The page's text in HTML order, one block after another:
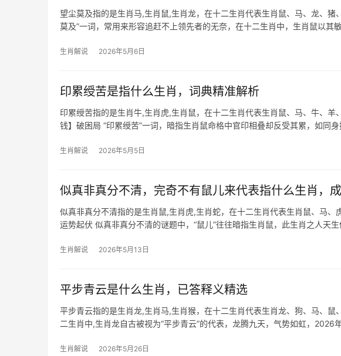
望尘莫及指的是生肖马,生肖鼠,生肖龙，在十二生肖代表生肖鼠、马、龙、猪
莫及”一词，常用来形容追赶不上领先者的无奈，在十二生肖中，生肖鼠以其
生肖解说 2026年5月6日
印累绶苦是指什么生肖，词典精准解析
印累绶苦指的是生肖牛,生肖虎,生肖鼠，在十二生肖代表生肖鼠、马、牛、
钱】破困局 “印累绶苦”一词，暗指生肖鼠命格中官印相叠却反受其累，如同
生肖解说 2026年5月5日
似真非真分不清，完奇不有鼠儿来代表指什么生肖，
似真非真分不清指的是生肖鼠,生肖虎,生肖蛇，在十二生肖代表生肖鼠、马
运势起伏 似真非真分不清的谜题中，“鼠儿”往往暗指生肖鼠，此生肖之人天
生肖解说 2026年5月13日
平步青云是什么生肖，已答释义精选
平步青云指的是生肖龙,生肖马,生肖猴，在十二生肖代表生肖龙、狗、马、
二生肖中,生肖龙自古被视为“平步青云”的代表，龙腾九天，气势如虹，
生肖解说 2026年5月26日